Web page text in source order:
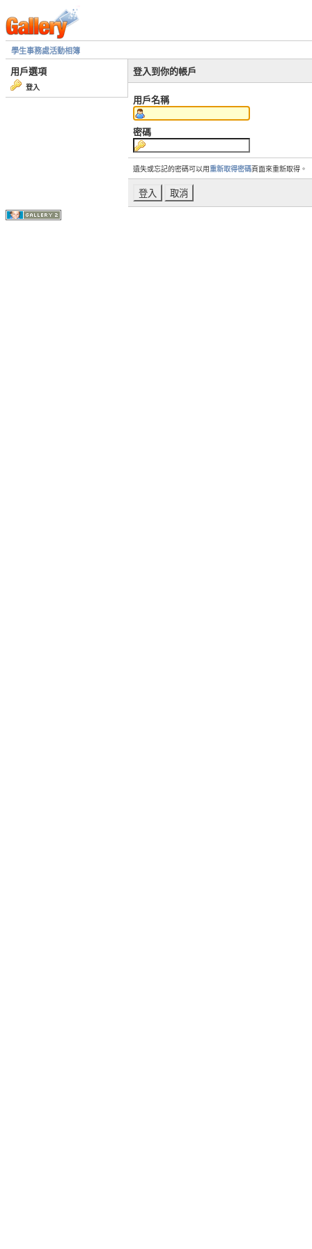
學生事務處活動相簿
用戶選項
登入
登入到你的帳戶
用戶名稱
密碼
遺失或忘記的密碼可以用重新取得密碼頁面來重新取得。